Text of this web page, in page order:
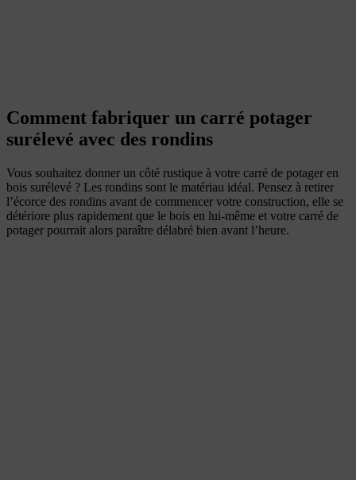
Comment fabriquer un carré potager
surélevé avec des rondins
Vous souhaitez donner un côté rustique à votre carré de potager en
bois surélevé ? Les rondins sont le matériau idéal. Pensez à retirer
l’écorce des rondins avant de commencer votre construction, elle se
détériore plus rapidement que le bois en lui-même et votre carré de
potager pourrait alors paraître délabré bien avant l’heure.